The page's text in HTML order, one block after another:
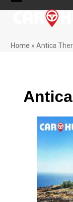
Skip
Open
menu
Close
menu
Home »Antica